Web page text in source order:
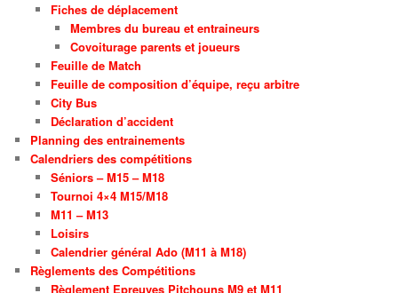
Fiches de déplacement
Membres du bureau et entraineurs
Covoiturage parents et joueurs
Feuille de Match
Feuille de composition d’équipe, reçu arbitre
City Bus
Déclaration d’accident
Planning des entrainements
Calendriers des compétitions
Séniors – M15 – M18
Tournoi 4×4 M15/M18
M11 – M13
Loisirs
Calendrier général Ado (M11 à M18)
Règlements des Compétitions
Règlement Epreuves Pitchouns M9 et M11